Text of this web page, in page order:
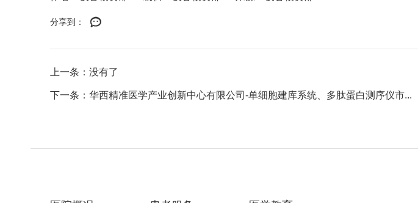
分享到：
上一条：没有了
下一条：华西精准医学产业创新中心有限公司-单细胞建库系统、多肽蛋白测序仪市...